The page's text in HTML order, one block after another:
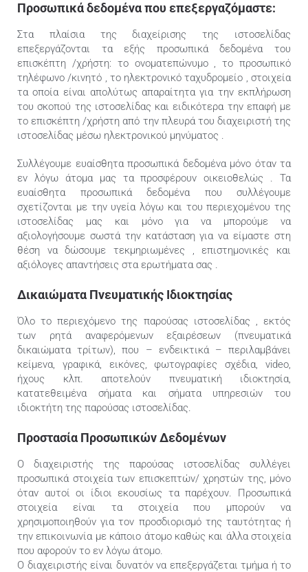
Προσωπικά δεδομένα που επεξεργαζόμαστε:
Στα πλαίσια της διαχείρισης της ιστοσελίδας
επεξεργάζονται τα εξής προσωπικά δεδομένα του
επισκέπτη /χρήστη: το ονοματεπώνυμο , το προσωπικό
τηλέφωνο /κινητό , το ηλεκτρονικό ταχυδρομείο , στοιχεία
τα οποία είναι απολύτως απαραίτητα για την εκπλήρωση
του σκοπού της ιστοσελίδας και ειδικότερα την επαφή με
το επισκέπτη /χρήστη από την πλευρά του διαχειριστή της
ιστοσελίδας μέσω ηλεκτρονικού μηνύματος .
Συλλέγουμε ευαίσθητα προσωπικά δεδομένα μόνο όταν τα
εν λόγω άτομα μας τα προσφέρουν οικειοθελώς . Τα
ευαίσθητα προσωπικά δεδομένα που συλλέγουμε
σχετίζονται με την υγεία λόγω και του περιεχομένου της
ιστοσελίδας μας και μόνο για να μπορούμε να
αξιολογήσουμε σωστά την κατάσταση για να είμαστε στη
θέση να δώσουμε τεκμηριωμένες , επιστημονικές και
αξιόλογες απαντήσεις στα ερωτήματα σας .
Δικαιώματα Πνευματικής Ιδιοκτησίας
Όλο το περιεχόμενο της παρούσας ιστοσελίδας , εκτός
των ρητά αναφερόμενων εξαιρέσεων (πνευματικά
δικαιώματα τρίτων), που – ενδεικτικά – περιλαμβάνει
κείμενα, γραφικά, εικόνες, φωτογραφίες σχέδια, video,
ήχους κλπ. αποτελούν πνευματική ιδιοκτησία,
κατατεθειμένα σήματα και σήματα υπηρεσιών του
ιδιοκτήτη της παρούσας ιστοσελίδας.
Προστασία Προσωπικών Δεδομένων
Ο διαχειριστής της παρούσας ιστοσελίδας συλλέγει
προσωπικά στοιχεία των επισκεπτών/ χρηστών της, μόνο
όταν αυτοί οι ίδιοι εκουσίως τα παρέχουν. Προσωπικά
στοιχεία είναι τα στοιχεία που μπορούν να
χρησιμοποιηθούν για τον προσδιορισμό της ταυτότητας ή
την επικοινωνία με κάποιο άτομο καθώς και άλλα στοιχεία
που αφορούν το εν λόγω άτομο.
Ο διαχειριστής είναι δυνατόν να επεξεργάζεται τμήμα ή το